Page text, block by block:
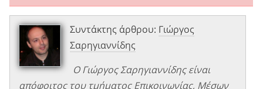
Συντάκτης άρθρου: Γιώργος
Σαρηγιαννίδης
Ο Γιώργος Σαρηγιαννίδης είναι
απόφοιτος του τμήματος Επικοινωνίας, Μέσων